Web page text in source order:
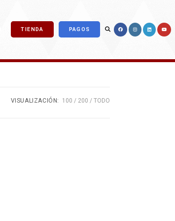
TIENDA PAGOS ALTERNAR
VISUALIZACIÓN: 100 200 TODO